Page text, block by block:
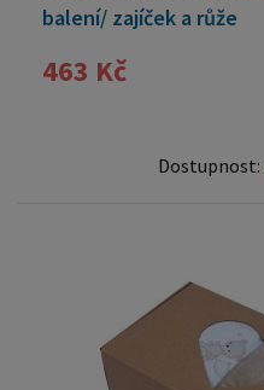
balení/ zajíček a růže
463 Kč
Dostupnost: